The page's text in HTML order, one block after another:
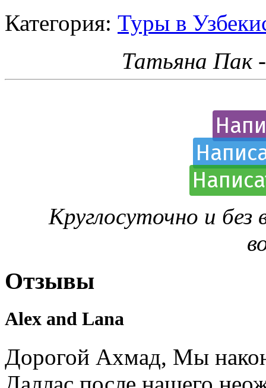
Категория: Туры в
Татьяна Пак
Круглосуточно и
Отзывы
Alex and Lana
Дорогой Ахмад, Мы